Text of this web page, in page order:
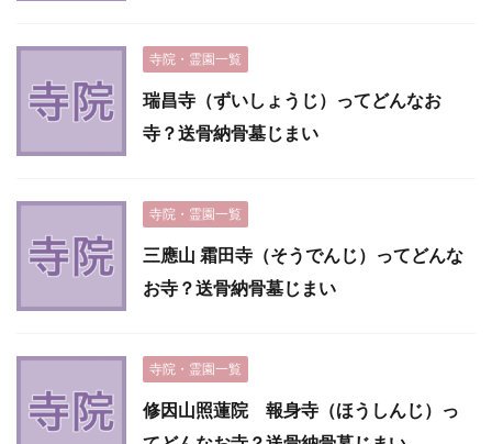
寺院・霊園一覧
瑞昌寺（ずいしょうじ）ってどんなお
寺？送骨納骨墓じまい
寺院・霊園一覧
三應山 霜田寺（そうでんじ）ってどんな
お寺？送骨納骨墓じまい
寺院・霊園一覧
修因山照蓮院 報身寺（ほうしんじ）っ